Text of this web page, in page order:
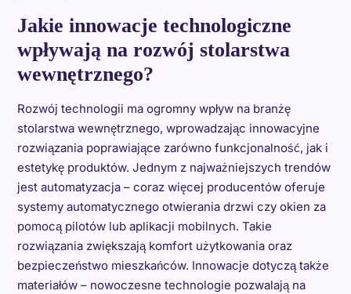
Jakie innowacje technologiczne
wpływają na rozwój stolarstwa
wewnętrznego?
Rozwój technologii ma ogromny wpływ na branżę
stolarstwa wewnętrznego, wprowadzając innowacyjne
rozwiązania poprawiające zarówno funkcjonalność, jak i
estetykę produktów. Jednym z najważniejszych trendów
jest automatyzacja – coraz więcej producentów oferuje
systemy automatycznego otwierania drzwi czy okien za
pomocą pilotów lub aplikacji mobilnych. Takie
rozwiązania zwiększają komfort użytkowania oraz
bezpieczeństwo mieszkańców. Innowacje dotyczą także
materiałów – nowoczesne technologie pozwalają na